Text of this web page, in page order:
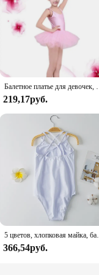
Балетное платье для девочек, детская
219,17руб.
5 цветов, хлопковая майка,
366,54руб.